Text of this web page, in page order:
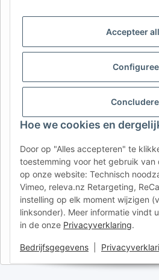
Accepteer
Hoe we cookies en
Door op "Alles accepteren" te
toestemming voor het gebruik van
op onze website: Technisch
Vimeo, releva.nz Retargeting,
instelling op elk moment wijzigen
linksonder). Meer informatie vindt
in de onze Privacyverklaring.
Bedrijfsgegevens
Uw specialist in onderdelen voor
spécialiste en pièces
Contact:
AFATEK INTERNATIONAL – SELECT
CH
CH (IT) BE (NL)
FR IT ES
UK NZ USA
SE FI CZ